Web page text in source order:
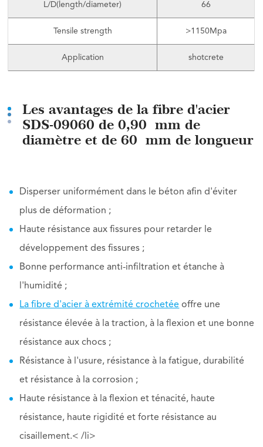
L/D(length/diameter) 66
Tensile strength >1150Mpa
Application shotcrete
Les avantages de la fibre d'acier
SDS-09060 de 0,90 mm de
diamètre et de 60 mm de longueur
Disperser uniformément dans le béton afin d'éviter
plus de déformation ;
Haute résistance aux fissures pour retarder le
développement des fissures ;
Bonne performance anti-infiltration et étanche à
l'humidité ;
La fibre d'acier à extrémité crochetée offre une
résistance élevée à la traction, à la flexion et une bonne
résistance aux chocs ;
Résistance à l'usure, résistance à la fatigue, durabilité
et résistance à la corrosion ;
Haute résistance à la flexion et ténacité, haute
résistance, haute rigidité et forte résistance au
cisaillement.< /li>